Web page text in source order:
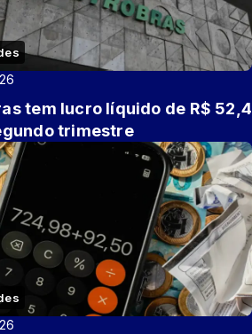
tem lucro líquido de R$ 52,4
trimestre